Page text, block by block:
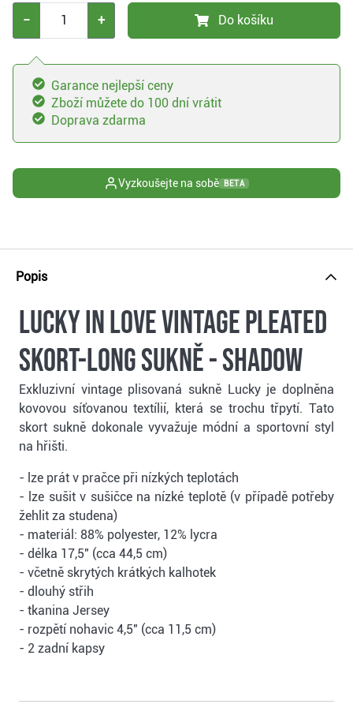
− + Do košíku
Garance nejlepší ceny
Zboží můžete do 100 dní vrátit
Doprava zdarma
Vyzkoušejte na sobě BETA
Popis
Lucky in Love Vintage Pleated
Skort-Long sukně - shadow
Exkluzivní vintage plisovaná sukně Lucky je doplněna
kovovou síťovanou textílií, která se trochu třpytí. Tato
skort sukně dokonale vyvažuje módní a sportovní styl
na hřišti.
- lze prát v pračce při nízkých teplotách
- lze sušit v sušičce na nízké teplotě (v případě potřeby
žehlit za studena)
- materiál: 88% polyester, 12% lycra
- délka 17,5" (cca 44,5 cm)
- včetně skrytých krátkých kalhotek
- dlouhý střih
- tkanina Jersey
- rozpětí nohavic 4,5" (cca 11,5 cm)
- 2 zadní kapsy